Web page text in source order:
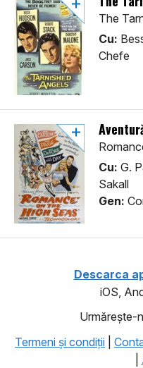
The
Cu:
Chefe
Cu: G.
Sakall
Gen:
Descarca
iOS,
Urmăreşte-
Termeni şi condiţii